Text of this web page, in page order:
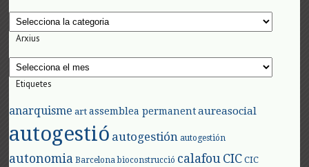
Categories
Arxius
Arxius
Etiquetes
anarquisme art assemblea permanent aureasocial
autogestió autogestión autogestión
autonomia Barcelona bioconstrucció calafouCIC CIC